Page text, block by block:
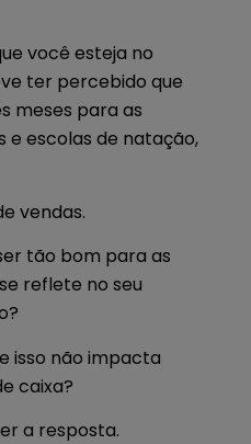
você esteja no
ter percebido que
meses para as
e escolas de natação,
vendas.
tão bom para as
reflete no seu
isso não impacta
caixa?
a resposta.